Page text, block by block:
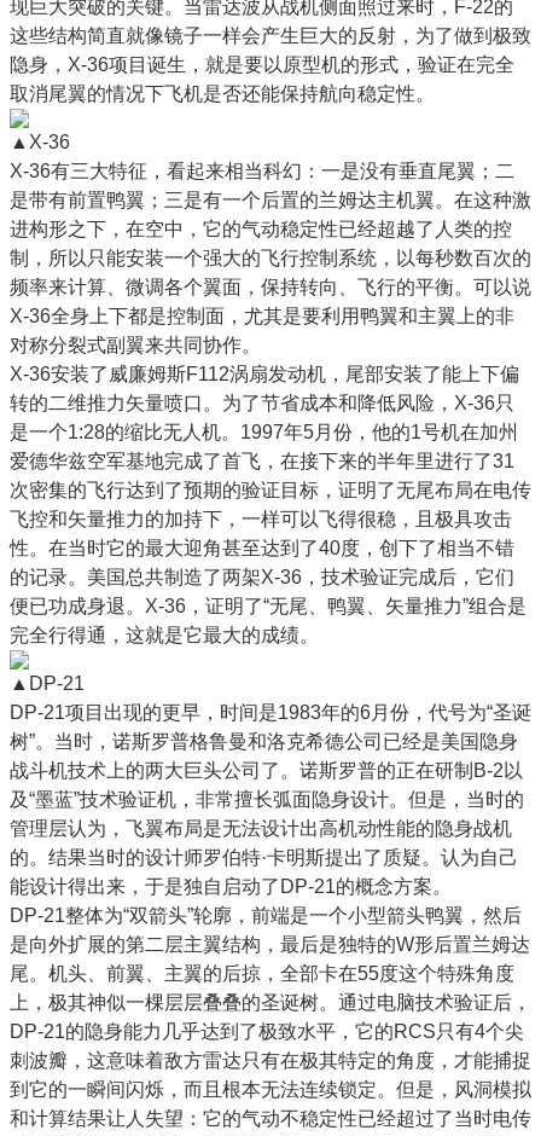
现巨大突破的关键。当雷达波从战机侧面照过来时，F-22的
这些结构简直就像镜子一样会产生巨大的反射，为了做到极致
隐身，X-36项目诞生，就是要以原型机的形式，验证在完全
取消尾翼的情况下飞机是否还能保持航向稳定性。
▲X-36
X-36有三大特征，看起来相当科幻：一是没有垂直尾翼；二
是带有前置鸭翼；三是有一个后置的兰姆达主机翼。在这种激
进构形之下，在空中，它的气动稳定性已经超越了人类的控
制，所以只能安装一个强大的飞行控制系统，以每秒数百次的
频率来计算、微调各个翼面，保持转向、飞行的平衡。可以说
X-36全身上下都是控制面，尤其是要利用鸭翼和主翼上的非
对称分裂式副翼来共同协作。
X-36安装了威廉姆斯F112涡扇发动机，尾部安装了能上下偏
转的二维推力矢量喷口。为了节省成本和降低风险，X-36只
是一个1:28的缩比无人机。1997年5月份，他的1号机在加州
爱德华兹空军基地完成了首飞，在接下来的半年里进行了31
次密集的飞行达到了预期的验证目标，证明了无尾布局在电传
飞控和矢量推力的加持下，一样可以飞得很稳，且极具攻击
性。在当时它的最大迎角甚至达到了40度，创下了相当不错
的记录。美国总共制造了两架X-36，技术验证完成后，它们
便已功成身退。X-36，证明了“无尾、鸭翼、矢量推力”组合是
完全行得通，这就是它最大的成绩。
▲DP-21
DP-21项目出现的更早，时间是1983年的6月份，代号为“圣诞
树”。当时，诺斯罗普格鲁曼和洛克希德公司已经是美国隐身
战斗机技术上的两大巨头公司了。诺斯罗普的正在研制B-2以
及“墨蓝”技术验证机，非常擅长弧面隐身设计。但是，当时的
管理层认为，飞翼布局是无法设计出高机动性能的隐身战机
的。结果当时的设计师罗伯特·卡明斯提出了质疑。认为自己
能设计得出来，于是独自启动了DP-21的概念方案。
DP-21整体为“双箭头”轮廓，前端是一个小型箭头鸭翼，然后
是向外扩展的第二层主翼结构，最后是独特的W形后置兰姆达
尾。机头、前翼、主翼的后掠，全部卡在55度这个特殊角度
上，极其神似一棵层层叠叠的圣诞树。通过电脑技术验证后，
DP-21的隐身能力几乎达到了极致水平，它的RCS只有4个尖
刺波瓣，这意味着敌方雷达只有在极其特定的角度，才能捕捉
到它的一瞬间闪烁，而且根本无法连续锁定。但是，风洞模拟
和计算结果让人失望：它的气动不稳定性已经超过了当时电传